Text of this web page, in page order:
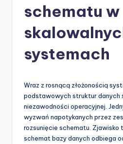
Aschematu w
systemach
Wraz z rosnącą złożonością
podstawowych struktur danych
niezawodności operacyjnej.
wyzwań napotykanych przez
rozsunięcie schematu. Zjawisko
schemat bazy danych odbiega